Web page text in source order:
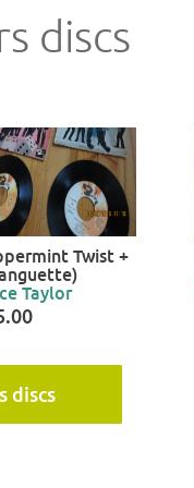
discs
Twist +
Taylor
discs